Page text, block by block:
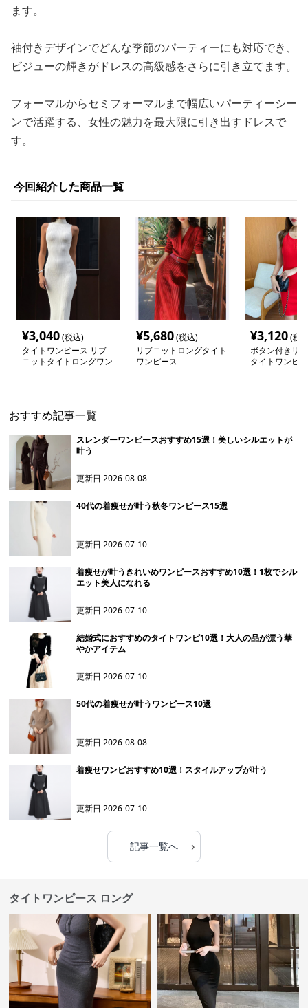
ます。
袖付きデザインでどんな季節のパーティーにも対応でき、
ビジューの輝きがドレスの高級感をさらに引き立てます。
フォーマルからセミフォーマルまで幅広いパーティーシー
ンで活躍する、女性の魅力を最大限に引き出すドレスで
す。
今回紹介した商品一覧
¥3,040(税込)
タイトワンピース リブ
ニットタイトロングワン
¥5,680(税込)
リブニットロングタイト
ワンピース
¥3,120(税
ボタン付きリ
タイトワンピ
おすすめ記事一覧
スレンダーワンピースおすすめ15選！美しいシルエットが
叶う
更新日2026-08-08
40代の着痩せが叶う秋冬ワンピース15選
更新日2026-07-10
着痩せが叶うきれいめワンピースおすすめ10選！1枚でシル
エット美人になれる
更新日2026-07-10
結婚式におすすめのタイトワンピ10選！大人の品が漂う華
やかアイテム
更新日2026-07-10
50代の着痩せが叶うワンピース10選
更新日2026-08-08
着痩せワンピおすすめ10選！スタイルアップが叶う
更新日2026-07-10
記事一覧へ ›
タイトワンピース ロング